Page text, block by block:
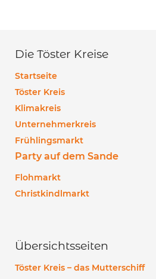
Die Töster Kreise
Startseite
Töster Kreis
Klimakreis
Unternehmerkreis
Frühlingsmarkt
Party auf dem Sande
Flohmarkt
Christkindlmarkt
Übersichtsseiten
Töster Kreis – das Mutterschiff